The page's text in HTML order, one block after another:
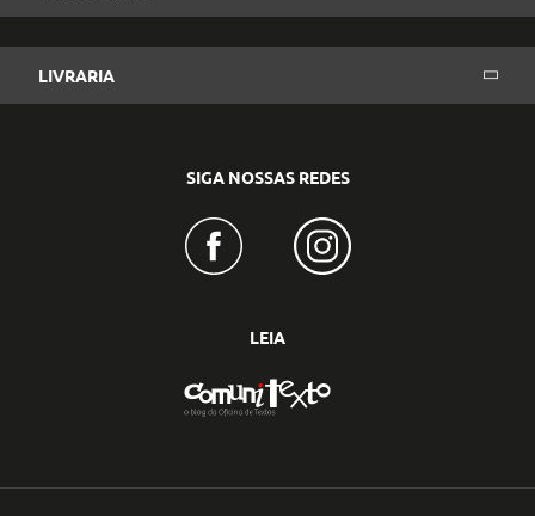
LIVRARIA
SIGA NOSSAS REDES
LEIA